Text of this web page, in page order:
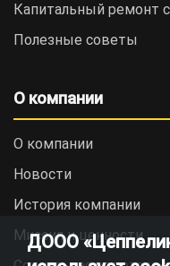
Капитальный ремонт
Полезные советы
О компании
О компании
Новости
История компании
Миссия и ценности
ДООО